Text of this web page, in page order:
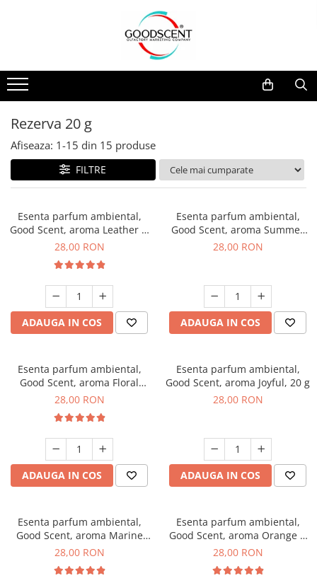
Pachete Promo
Dispozitive de Parfumare
Esente Parfum Ambiental
Rezerve Spray Good Scent
Odorizant cu Pulverizator
Site Pisoar
Dispozitive de Parfumare Ambientală
Auto
Rezidențiale
Comerciale
Industriale (HVAC)
Esente Parfum Ambiental
Mostre
Rezerva 10 g
Rezerva 20 g
Rezerva 100 g
Rezerva 200 g
Rezerva 500 g
Rezerva 20 g
Afiseaza: 1-15 din 15 produse
FILTRE
Esenta parfum ambiental,
Good Scent, aroma Leather &
Black Oudh, 20 g
28,00 RON
ADAUGA IN COS
Esenta parfum ambiental,
Good Scent, aroma Summer
Melon, 20 g
28,00 RON
ADAUGA IN COS
Esenta parfum ambiental,
Good Scent, aroma Floral
Bouquet, 20 g
28,00 RON
ADAUGA IN COS
Esenta parfum ambiental,
Good Scent, aroma Joyful, 20 g
28,00 RON
ADAUGA IN COS
Esenta parfum ambiental,
Good Scent, aroma Marine
Breeze, 20 g
28,00 RON
Esenta parfum ambiental,
Good Scent, aroma Orange &
Fresh Cinnamon, 20 g
28,00 RON